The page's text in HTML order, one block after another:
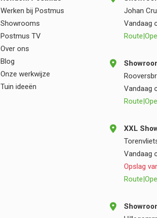
kwaliteit, deskundigheid en een prettige
Werken bij Postmus
Showrooms
Postmus TV
Over ons
Blog
Onze werkwijze
Tuin ideeën
Johan
Vandaag
Route|
Vandaag
Route|
XXL
Vandaag
Opslag
Route|